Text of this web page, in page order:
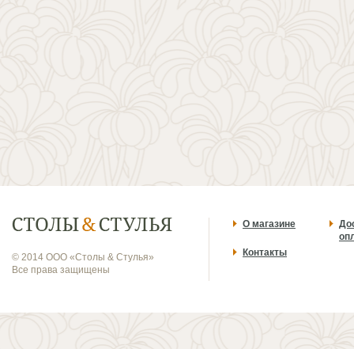
© 2014 ООО «Столы & Стулья»
Все права защищены
О магазине
Контакты